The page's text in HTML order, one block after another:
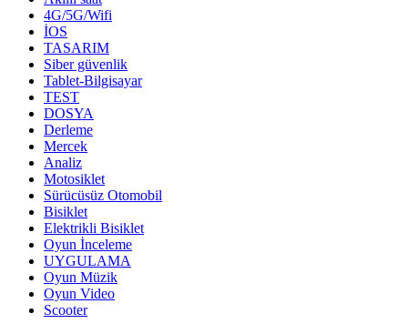
4G/5G/Wifi
İOS
TASARIM
Siber güvenlik
Tablet-Bilgisayar
TEST
DOSYA
Derleme
Mercek
Analiz
Motosiklet
Sürücüsüz Otomobil
Bisiklet
Elektrikli Bisiklet
Oyun İnceleme
UYGULAMA
Oyun Müzik
Oyun Video
Scooter